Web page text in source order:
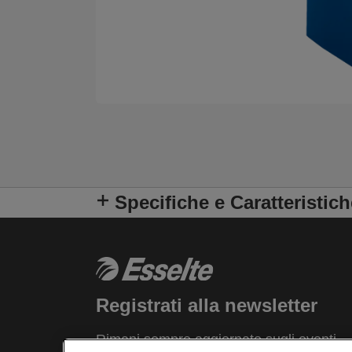
Specifiche e
Registrati alla newsletter
Rimani sempre aggiornato sugli eventi